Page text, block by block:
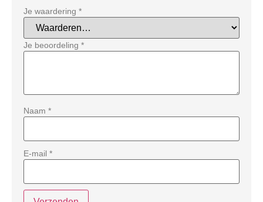
Je waardering *
Je beoordeling *
Naam *
E-mail *